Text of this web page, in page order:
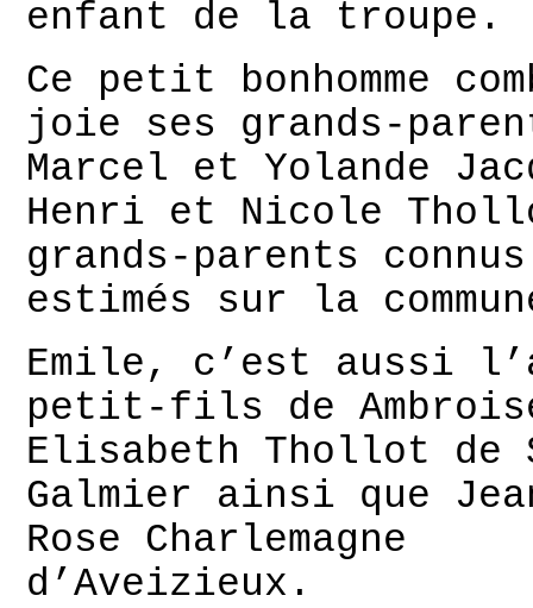
enfant de la troupe.
Ce petit bonhomme
joie ses grands-
Marcel et Yolande
Henri et Nicole
grands-parents
estimés sur la
Emile, c’est aussi
petit-fils de
Elisabeth Thollot de
Galmier ainsi que
Rose Charlemagne
d’Aveizieux.